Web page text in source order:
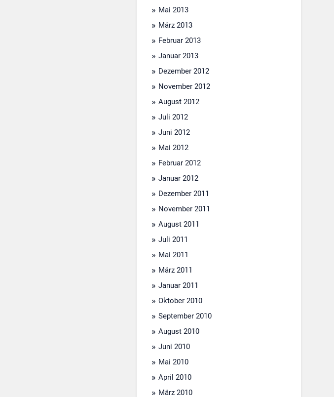
Mai 2013
März 2013
Februar 2013
Januar 2013
Dezember 2012
November 2012
August 2012
Juli 2012
Juni 2012
Mai 2012
Februar 2012
Januar 2012
Dezember 2011
November 2011
August 2011
Juli 2011
Mai 2011
März 2011
Januar 2011
Oktober 2010
September 2010
August 2010
Juni 2010
Mai 2010
April 2010
März 2010